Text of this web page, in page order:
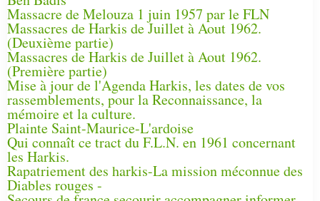
Massacre de Melouza 1 juin 1957 par le FLN
Massacres de Harkis de Juillet à Aout 1962.
(Deuxième partie)
Massacres de Harkis de Juillet à Aout 1962.
(Première partie)
Mise à jour de l'Agenda Harkis, les dates de vos
rassemblements, pour la Reconnaissance, la
mémoire et la culture.
Plainte Saint-Maurice-L'ardoise
Qui connaît ce tract du F.L.N. en 1961 concernant
les Harkis.
Rapatriement des harkis-La mission méconnue des
Diables rouges -